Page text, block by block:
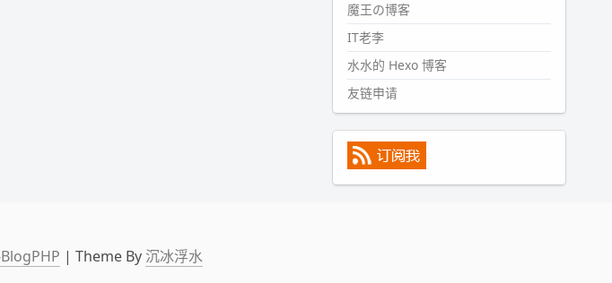
住的时候没办法主动取消一直是个
痛点，一般都是推送或拉取，今天
连提交都卡了。。
wdssmq
#PubWord又一个夏天过去了，
所以今年也没买防水鞋套；然后天
凉了，为了应对踢被子买了睡袋，
不知道 1.2 米会不会略窄。。
魔王の博客
IT老李
水水的 Hexo 博客
友链申请
| Theme By 沉冰浮水